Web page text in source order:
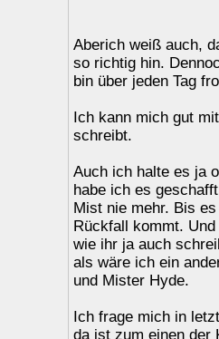
Aberich weiß auch,
so richtig hin.
bin über jeden Tag
Ich kann mich gut
schreibt.
Auch ich halte es ja
habe ich es
Mist nie mehr. Bis
Rückfall kommt.
wie ihr ja auch
als wäre ich ein
und Mister Hyde.
Ich frage mich in
da ist zum einen der